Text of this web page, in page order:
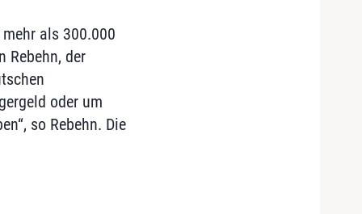
als 300.000
Rebehn, der
oder um
so Rebehn. Die